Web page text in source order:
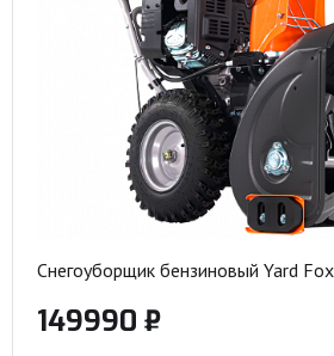
Снегоуборщик бензиновый Yard
149990 ₽